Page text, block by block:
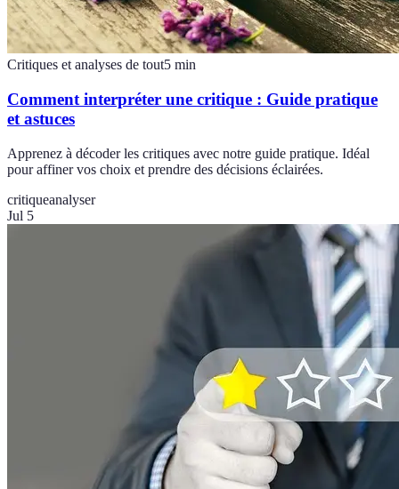
Critiques et analyses de tout5 min
Comment interpréter une critique : Guide pratique
et astuces
Apprenez à décoder les critiques avec notre guide pratique. Idéal
pour affiner vos choix et prendre des décisions éclairées.
critiqueanalyser
Jul 5